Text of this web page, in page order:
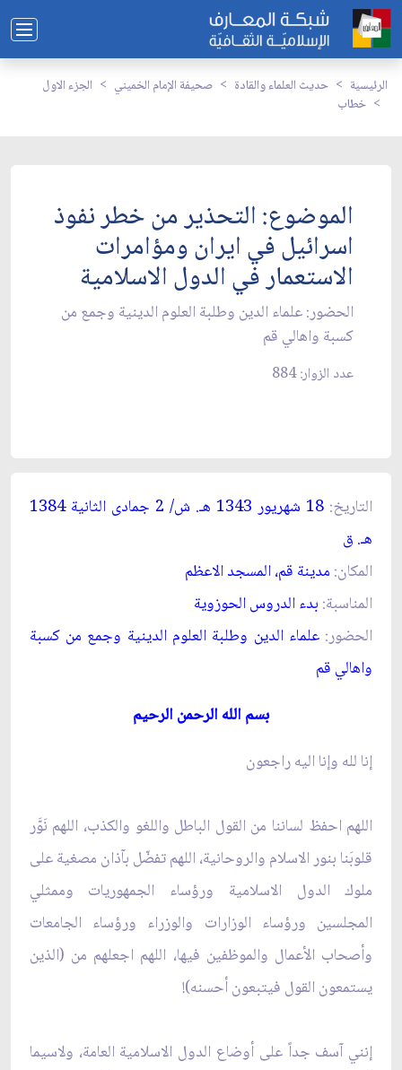
الرئيسية حديث العلماء والقادة صحيفة الإمام الخميني
الجزء الاول
خطاب
الموضوع: التحذير من خطر نفوذ
اسرائيل في ايران ومؤامرات
الاستعمار في الدول الاسلامية
الحضور: علماء الدين وطلبة العلوم الدينية وجمع من
كسبة واهالي قم‏
عدد الزوار: 884
التاريخ:
18 شهريور 1343 هـ. ش/ 2 جمادى الثانية 1384
هـ. ق‏
المكان: مدينة قم، المسجد الاعظم‏
المناسبة: بدء الدروس الحوزوية
الحضور:علماء الدين وطلبة العلوم الدينية وجمع من كسبة
واهالي قم‏
بسم الله الرحمن الرحيم‏
إنا لله وإنا اليه راجعون‏
اللهم احفظ لساننا من القول الباطل واللغو والكذب، اللهم نَوَّر
قلوبَنا بنور الاسلام والروحانية، اللهم تفضّل بآذان مصغية على
ملوك الدول الاسلامية ورؤساء الجمهوريات وممثلي
المجلسين ورؤساء الوزارات والوزراء ورؤساء الجامعات
وأصحاب الأعمال والموظفين فيها، اللهم اجعلهم من (الذين
يستمعون القول فيتبعون أحسنه)!
إنني آسف جداً على أوضاع الدول الاسلامية العامة، ولاسيما